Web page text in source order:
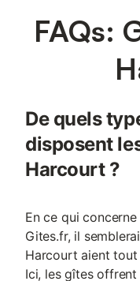
FAQs:
De quels
disposent
Harcourt ?
En ce qui
Gites.fr, il
Harcourt aient
Ici, les gîtes